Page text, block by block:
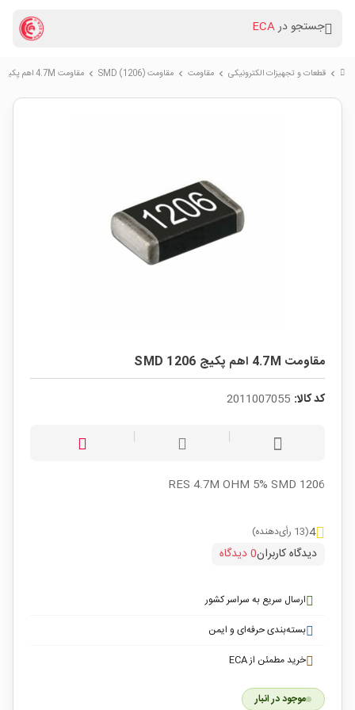
جستجو درECA
chevron_right قطعات و تجهیزات الکترونیکی chevron_right مقاومت chevron_right مقاومت (SMD (1206 chevron_right مقاومت 4.7M اهم پکیج SMD 1206
مقاومت 4.7M اهم پکیج SMD 1206
کد کالا: 2011007055
RES 4.7M OHM 5% SMD 1206
4(13 رأی‌دهنده)
دیدگاه کاربران0 دیدگاه
ارسال سریع به سراسر کشور
بسته‌بندی حرفه‌ای و ایمن
خرید مطمئن از ECA
موجود در انبار